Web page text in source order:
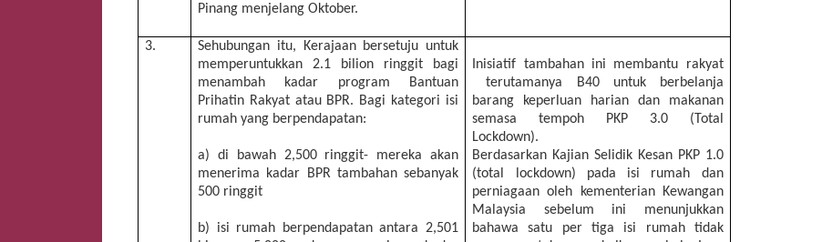
Pinang menjelang Oktober.
3.
Sehubungan itu, Kerajaan bersetuju untuk
memperuntukkan 2.1 bilion ringgit bagi
menambah kadar program Bantuan
Prihatin Rakyat atau BPR. Bagi kategori isi
rumah yang berpendapatan:
a) di bawah 2,500 ringgit- mereka akan
menerima kadar BPR tambahan sebanyak
500 ringgit
b) isi rumah berpendapatan antara 2,501
Inisiatif tambahan ini membantu rakyat
terutamanya B40 untuk berbelanja
barang keperluan harian dan makanan
semasa tempoh PKP 3.0 (Total
Lockdown).
Berdasarkan Kajian Selidik Kesan PKP 1.0
(total lockdown) pada isi rumah dan
perniagaan oleh kementerian Kewangan
Malaysia sebelum ini menunjukkan
bahawa satu per tiga isi rumah tidak